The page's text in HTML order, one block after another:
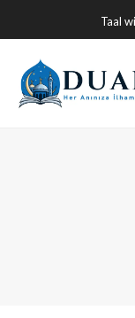
to
content
Taal